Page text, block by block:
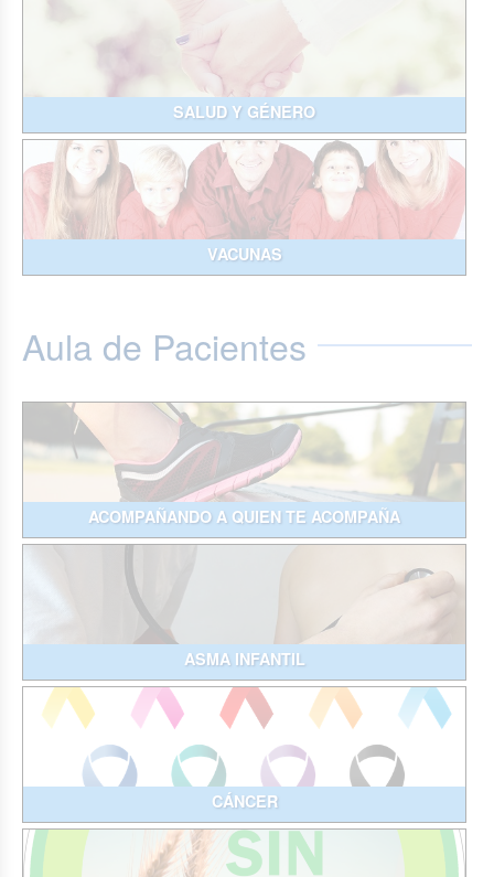
SALUD Y GÉNERO
VACUNAS
Aula de Pacientes
ACOMPAÑANDO A QUIEN TE ACOMPAÑA
ASMA INFANTIL
CÁNCER